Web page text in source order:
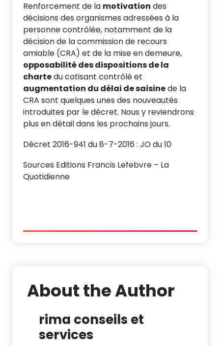
Renforcement de la motivation des
décisions des organismes adressées à la
personne contrôlée, notamment de la
décision de la commission de recours
amiable (CRA) et de la mise en demeure,
opposabilité des dispositions de la
chartedu cotisant contrôlé et
augmentation du délai de saisinede la
CRA sont quelques unes des nouveautés
introduites par le décret. Nous y reviendrons
plus en détail dans les prochains jours.
Décret 2016-941 du 8-7-2016 : JO du 10
Sources Editions Francis Lefebvre – La
Quotidienne
About the Author
rima conseils et
services